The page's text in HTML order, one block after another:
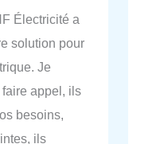
Électricité a
solution pour
Je
appel, ils
besoins,
ils